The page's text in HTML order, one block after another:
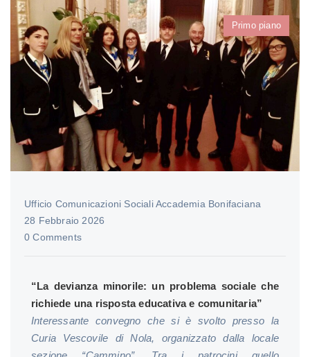
Primo piano
Ufficio Comunicazioni Sociali Accademia Bonifaciana
28 Febbraio 2026
0 Comments
“La devianza minorile: un problema sociale che
richiede una risposta educativa e comunitaria”
Interessante convegno che si è svolto presso la
Curia Vescovile di Nola, organizzato dalla locale